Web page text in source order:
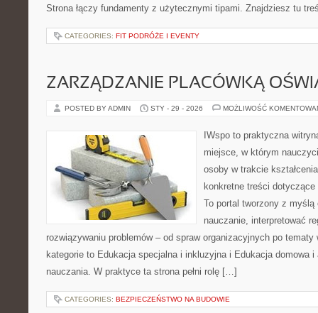
Strona łączy fundamenty z użytecznymi tipami. Znajdziesz tu
CATEGORIES: FIT PODRÓŻE I EVENTY
ZARZĄDZANIE PLACÓWKĄ
POSTED BY ADMIN STY - 29 - 2026 MOŻLIWOŚĆ
IWspo to praktyczna
miejsce, w którym
osoby w trakcie
konkretne treści
To portal tworzony z myślą
nauczanie, interpretować
rozwiązywaniu problemów – od spraw organizacyjnych po tematy
kategorie to Edukacja specjalna i inkluzyjna i Edukacja domowa i
nauczania. W praktyce ta strona pełni rolę […]
CATEGORIES: BEZPIECZEŃSTWO NA BUDOWIE